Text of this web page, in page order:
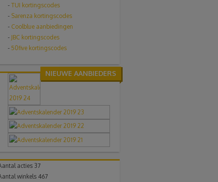
- TUI kortingscodes
- Sarenza kortingscodes
- Coolblue aanbiedingen
- JBC kortingscodes
- 50five kortingscodes
NIEUWE AANBIEDERS
acties 37
winkels 467